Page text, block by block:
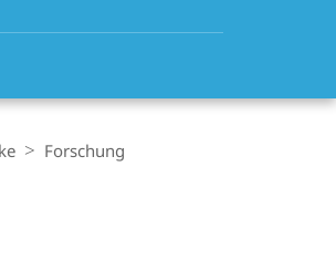
Forschung